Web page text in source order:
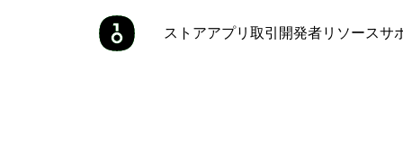
ストアアプリ 取引 開発者リソースサ